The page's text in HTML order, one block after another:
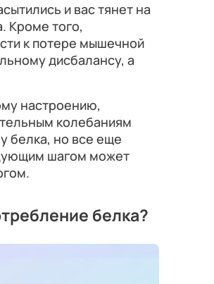
и вас тянет на
Кроме того,
к потере мышечной
дисбалансу, а
настроению,
колебаниям
белка, но все еще
шагом может
белка?